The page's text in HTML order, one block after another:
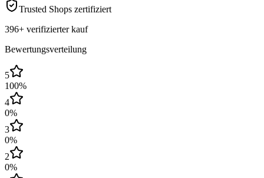
Trusted Shops zertifiziert
396+ verifizierter kauf
Bewertungsverteilung
5
100%
4
0%
3
0%
2
0%